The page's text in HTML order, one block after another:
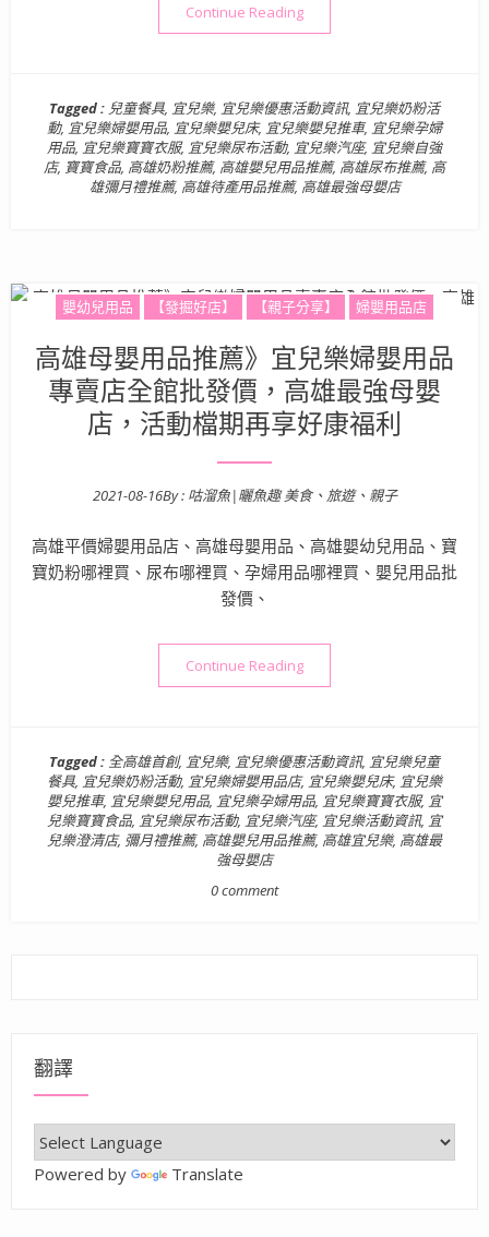
Continue Reading“高雄最強母嬰店！宜兒樂婦
Tagged : 兒童餐具, 宜兒樂, 宜兒樂優惠活動資訊, 宜兒樂奶粉活
動, 宜兒樂婦嬰用品, 宜兒樂嬰兒床, 宜兒樂嬰兒推車, 宜兒樂孕婦
用品, 宜兒樂寶寶衣服, 宜兒樂尿布活動, 宜兒樂汽座, 宜兒樂自強
店, 寶寶食品, 高雄奶粉推薦, 高雄嬰兒用品推薦, 高雄尿布推薦, 高
雄彌月禮推薦, 高雄待產用品推薦, 高雄最強母嬰店
嬰幼兒用品 【發掘好店】 【親子分享】 婦嬰用品店
高雄母嬰用品推薦》宜兒樂婦嬰用品
專賣店全館批發價，高雄最強母嬰
店，活動檔期再享好康福利
Posted on
2021-08-16By : 咕溜魚|曬魚趣 美食、旅遊、親子
高雄平價婦嬰用品店、高雄母嬰用品、高雄嬰幼兒用品、寶
寶奶粉哪裡買、尿布哪裡買、孕婦用品哪裡買、嬰兒用品批
發價、
Continue Reading“高雄母嬰用品推薦》宜兒樂
Tagged : 全高雄首創, 宜兒樂, 宜兒樂優惠活動資訊, 宜兒樂兒童
餐具, 宜兒樂奶粉活動, 宜兒樂婦嬰用品店, 宜兒樂嬰兒床, 宜兒樂
嬰兒推車, 宜兒樂嬰兒用品, 宜兒樂孕婦用品, 宜兒樂寶寶衣服, 宜
兒樂寶寶食品, 宜兒樂尿布活動, 宜兒樂汽座, 宜兒樂活動資訊, 宜
兒樂澄清店, 彌月禮推薦, 高雄嬰兒用品推薦, 高雄宜兒樂, 高雄最
強母嬰店
0 comment
翻譯
Powered by Translate